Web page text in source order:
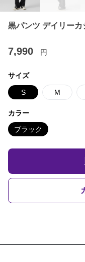
黒パンツ デイリー
7,990 円
サイズ
S M
カラー
ブラック